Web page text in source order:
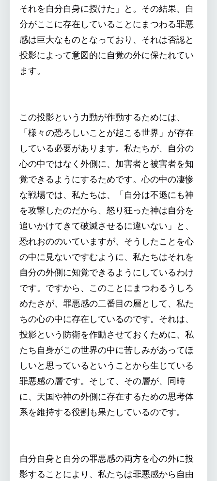
それを自分自身に授けた」と。その結果、自
分がここに存在していることにまつわる罪悪
感は巨大なものとなっており、それは否認と
投影によって意図的に自覚の外に保たれてい
ます。
この投影という力動が作動するためには、
「様々の恐ろしいことが起こる世界」が存在
している必要があります。私たちが、自分の
心の中ではなく外側に、加害者と被害者を知
覚できるようにするためです。心の中の凄惨
な戦場では、私たちは、「自分は不遜にも神
を攻撃したのだから、怒り狂った神は自分を
追いかけてきて破滅させるに違いない」と、
恐れおののいていますが、そうしたことを心
の中に見ないですむように、私たちはそれを
自分の外側に知覚できるようにしているわけ
です。ですから、このことにまつわるうしろ
めたさが、罪悪感の二番目の層として、私た
ちの心の中に存在しているのです。それは、
投影という防衛を作動させておくために、私
たち自身がこの世界の中に苦しみがあってほ
しいと思っているということから生じている
罪悪感の層です。そして、その層が、同時
に、天国や神の外側に存在するための思考体
系を維持する役割も果たしているのです。
自分自身と自分の罪悪感の両方を心の外に投
影することにより、私たちは罪悪感から自由